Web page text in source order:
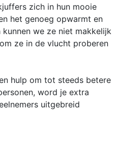
zich in hun mooie
het genoeg opwarmt en
we ze niet makkelijk
ze in de vlucht proberen
hulp om tot steeds betere
word je extra
uitgebreid